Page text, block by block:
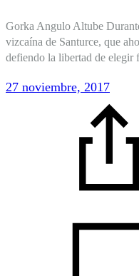
Gorka Angulo Altube
vizcaína de Santurce, que
defiendo la libertad de
27 noviembre, 2017